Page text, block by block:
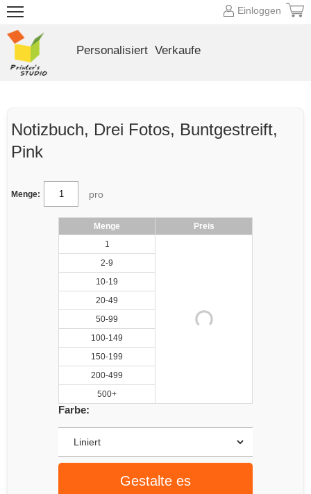
Notizbuch, Drei Fotos, Buntgestreift,
Pink
Menge: pro
Menge
Preis
1
2-9
10-19
20-49
50-99
100-149
150-199
200-499
500+
Farbe:
Gestalte es
Einloggen
Personalisiert Verkaufe